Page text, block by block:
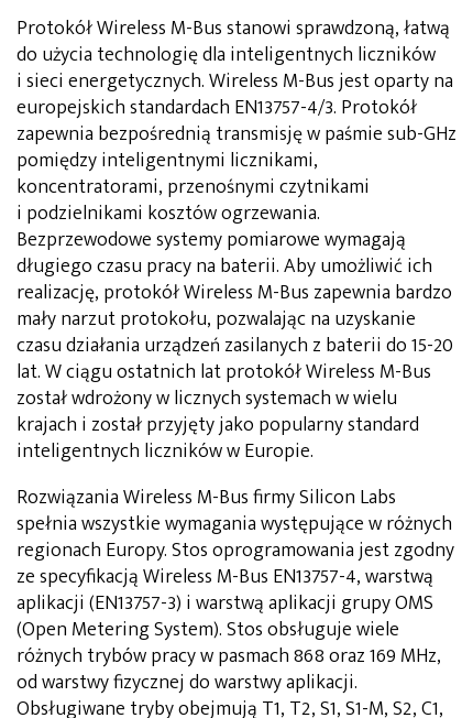
Protokół Wireless M-Bus stanowi sprawdzoną, łatwą
do użycia technologię dla inteligentnych liczników
i sieci energetycznych. Wireless M-Bus jest oparty na
europejskich standardach EN13757-4/3. Protokół
zapewnia bezpośrednią transmisję w paśmie sub-GHz
pomiędzy inteligentnymi licznikami,
koncentratorami, przenośnymi czytnikami
i podzielnikami kosztów ogrzewania.
Bezprzewodowe systemy pomiarowe wymagają
długiego czasu pracy na baterii. Aby umożliwić ich
realizację, protokół Wireless M-Bus zapewnia bardzo
mały narzut protokołu, pozwalając na uzyskanie
czasu działania urządzeń zasilanych z baterii do 15-20
lat. W ciągu ostatnich lat protokół Wireless M-Bus
został wdrożony w licznych systemach w wielu
krajach i został przyjęty jako popularny standard
inteligentnych liczników w Europie.
Rozwiązania Wireless M-Bus firmy Silicon Labs
spełnia wszystkie wymagania występujące w różnych
regionach Europy. Stos oprogramowania jest zgodny
ze specyfikacją Wireless M-Bus EN13757-4, warstwą
aplikacji (EN13757-3) i warstwą aplikacji grupy OMS
(Open Metering System). Stos obsługuje wiele
różnych trybów pracy w pasmach 868 oraz 169 MHz,
od warstwy fizycznej do warstwy aplikacji.
Obsługiwane tryby obejmują T1, T2, S1, S1-M, S2, C1,